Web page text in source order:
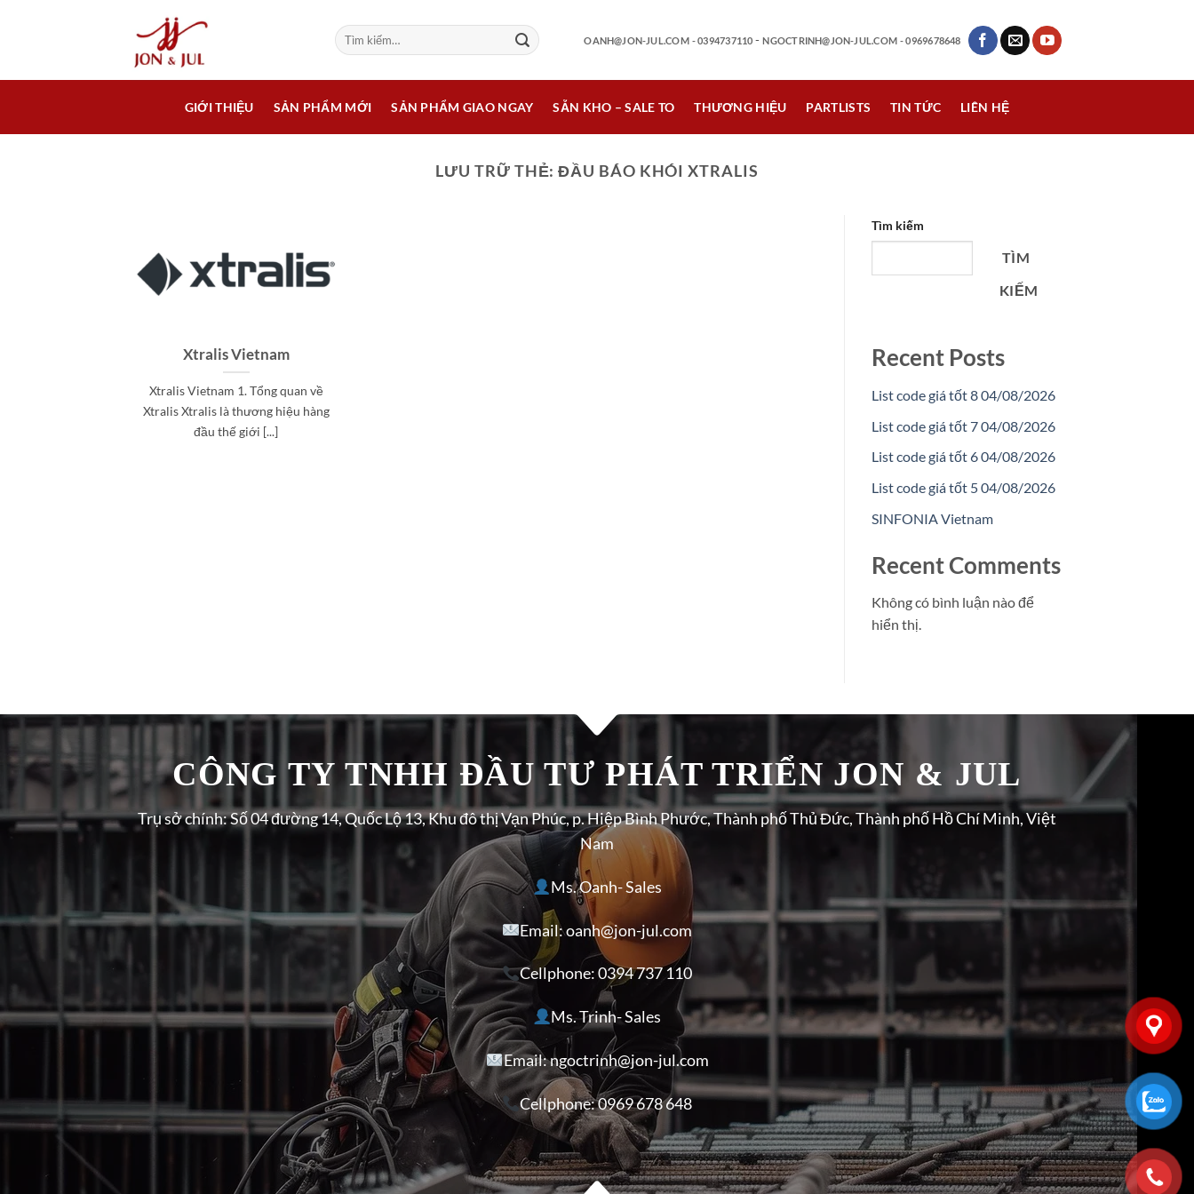
dung
Tìm
kiếm:
OANH@JON-JUL.COM - 0394737110 -NGOCTRINH@JON-JUL.COM - 0969678648
GIỚI THIỆU SẢN PHẨM MỚI SẢN PHẨM GIAO NGAY SẴN KHO – SALE TO THƯƠNG HIỆU PARTLISTS TIN TỨC LIÊN HỆ
LƯU TRỮ THẺ:ĐẦU BÁO KHÓI XTRALIS
Xtralis Vietnam
Xtralis Vietnam 1. Tổng quan về
Xtralis Xtralis là thương hiệu hàng
đầu thế giới [...]
Tìm kiếm
TÌM
KIẾM
Recent Posts
List code giá tốt 8 04/08/2026
List code giá tốt 7 04/08/2026
List code giá tốt 6 04/08/2026
List code giá tốt 5 04/08/2026
SINFONIA Vietnam
Recent Comments
Không có bình luận nào để
hiển thị.
CÔNG TY TNHH ĐẦU TƯ PHÁT TRIỂN JON & JUL
Trụ sở chính: Số 04 đường 14, Quốc Lộ 13, Khu đô thị Vạn Phúc, p. Hiệp Bình Phước, Thành phố Thủ Đức, Thành phố Hồ Chí Minh, Việt
Nam
Ms. Oanh- Sales
Email: oanh@jon-jul.com
Cellphone:0394 737 110
Ms. Trinh- Sales
Email: ngoctrinh@jon-jul.com
Cellphone:0969 678 648